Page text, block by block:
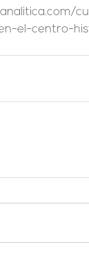
el-centro-